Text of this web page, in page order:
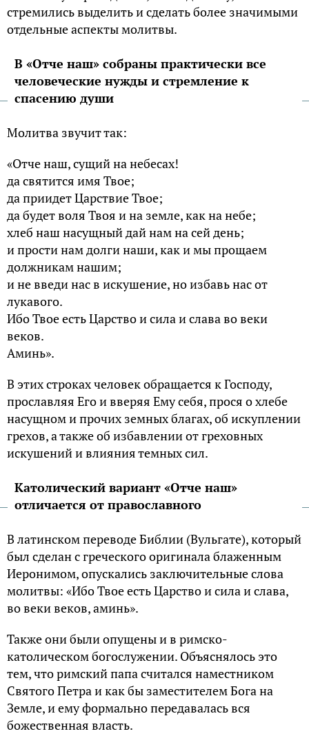
стремились выделить и сделать более значимыми
отдельные аспекты молитвы.
В «Отче наш» собраны практически все
человеческие нужды и стремление к
спасению души
Молитва звучит так:
«Отче наш, сущий на небесах!
да святится имя Твое;
да приидет Царствие Твое;
да будет воля Твоя и на земле, как на небе;
хлеб наш насущный дай нам на сей день;
и прости нам долги наши, как и мы прощаем
должникам нашим;
и не введи нас в искушение, но избавь нас от
лукавого.
Ибо Твое есть Царство и сила и слава во веки
веков.
Аминь».
В этих строках человек обращается к Господу,
прославляя Его и вверяя Ему себя, прося о хлебе
насущном и прочих земных благах, об искуплении
грехов, а также об избавлении от греховных
искушений и влияния темных сил.
Католический вариант «Отче наш»
отличается от православного
В латинском переводе Библии (Вульгате), который
был сделан с греческого оригинала блаженным
Иеронимом, опускались заключительные слова
молитвы: «Ибо Твое есть Царство и сила и слава,
во веки веков, аминь».
Также они были опущены и в римско-
католическом богослужении. Объяснялось это
тем, что римский папа считался наместником
Святого Петра и как бы заместителем Бога на
Земле, и ему формально передавалась вся
божественная власть.